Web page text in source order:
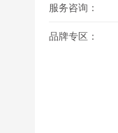
服务咨询：
品牌专区：